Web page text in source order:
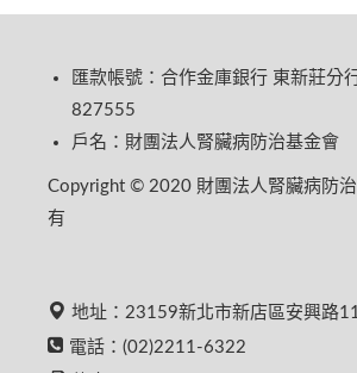
匯款帳號：合作金庫銀行 東新莊
827555
戶名：財團法人腎臟病防治基金會
Copyright © 2020 財團法人腎臟病防
有
地址：23159新北市新店區安興路
電話：(02)2211-6322